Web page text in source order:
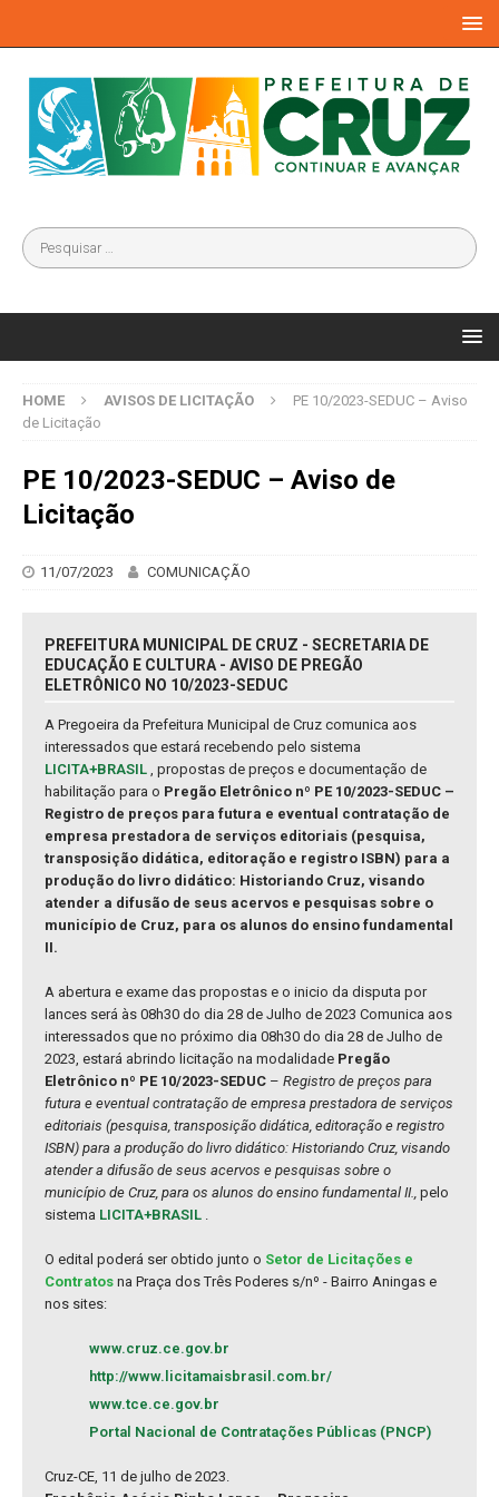
HOME AVISOS DE LICITAÇÃO
PE 10/2023-SEDUC – Aviso
de Licitação
PE 10/2023-SEDUC – Aviso de
Licitação
11/07/2023 COMUNICAÇÃO
PREFEITURA MUNICIPAL DE CRUZ - SECRETARIA DE
EDUCAÇÃO E CULTURA - AVISO DE PREGÃO
ELETRÔNICO NO 10/2023-SEDUC
A Pregoeira da Prefeitura Municipal de Cruz comunica aos
interessados que estará recebendo pelo sistema
LICITA+BRASIL , propostas de preços e documentação de
habilitação para o Pregão Eletrônico nº PE 10/2023-SEDUC –
Registro de preços para futura e eventual contratação de
empresa prestadora de serviços editoriais (pesquisa,
transposição didática, editoração e registro ISBN) para a
produção do livro didático: Historiando Cruz, visando
atender a difusão de seus acervos e pesquisas sobre o
município de Cruz, para os alunos do ensino fundamental
II.
A abertura e exame das propostas e o inicio da disputa por
lances será às 08h30 do dia 28 de Julho de 2023 Comunica aos
interessados que no próximo dia 08h30 do dia 28 de Julho de
2023, estará abrindo licitação na modalidade Pregão
Eletrônico nº PE 10/2023-SEDUC – Registro de preços para
futura e eventual contratação de empresa prestadora de serviços
editoriais (pesquisa, transposição didática, editoração e registro
ISBN) para a produção do livro didático: Historiando Cruz, visando
atender a difusão de seus acervos e pesquisas sobre o
município de Cruz, para os alunos do ensino fundamental II., pelo
sistema LICITA+BRASIL .
O edital poderá ser obtido junto o Setor de Licitações e
Contratos na Praça dos Três Poderes s/nº - Bairro Aningas e
nos sites:
www.cruz.ce.gov.br
http://www.licitamaisbrasil.com.br/
www.tce.ce.gov.br
Portal Nacional de Contratações Públicas (PNCP)
Cruz-CE, 11 de julho de 2023.